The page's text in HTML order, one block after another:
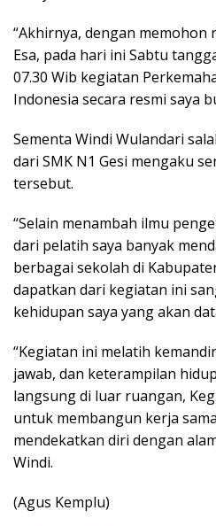
“Akhirnya, dengan memohon
Esa, pada hari ini Sabtu
07.30 Wib kegiatan
Indonesia secara resmi saya
Sementa Windi Wulandari
dari SMK N1 Gesi mengaku
tersebut.
“Selain menambah ilmu
dari pelatih saya banyak
berbagai sekolah di
dapatkan dari kegiatan ini
kehidupan saya yang akan
“Kegiatan ini melatih
jawab, dan keterampilan
langsung di luar ruangan,
untuk membangun kerja
mendekatkan diri dengan
Windi.
(Agus Kemplu)